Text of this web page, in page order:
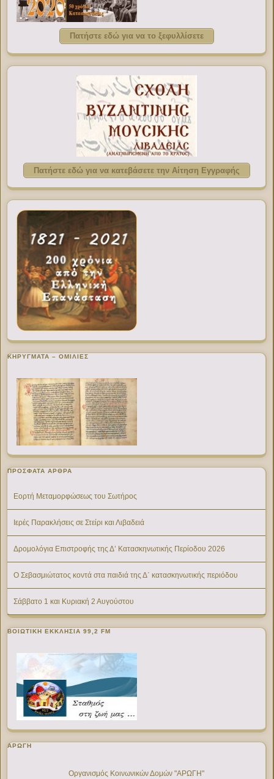
Πατήστε εδώ για να το ξεφυλλίσετε
Πατήστε εδώ για να κατεβάσετε την Αίτηση Εγγραφής
ΚΗΡΥΓΜΑΤΑ – ΟΜΙΛΙΕΣ
ΠΡΌΣΦΑΤΑ ΆΡΘΡΑ
Εορτή Μεταμορφώσεως του Σωτήρος
Ιερές Παρακλήσεις σε Στείρι και Λιβαδειά
Δρομολόγια Επιστροφής της Δ’ Κατασκηνωτικής Περίοδου 2026
Ο Σεβασμιώτατος κοντά στα παιδιά της Δ΄ κατασκηνωτικής περιόδου
Σάββατο 1 και Κυριακή 2 Αυγούστου
ΒΟΙΩΤΙΚΉ ΕΚΚΛΗΣΊΑ 99,2 FM
ΑΡΩΓΗ
Οργανισμός Κοινωνικών Δομών "ΑΡΩΓΗ"